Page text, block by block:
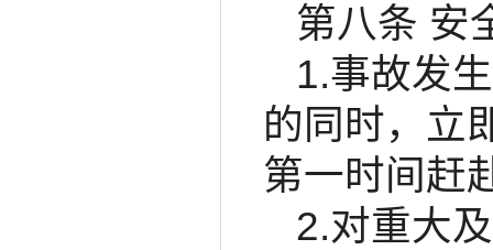
第八条 安
1.事故发
的同时，立
第一时间赶
2.对重大